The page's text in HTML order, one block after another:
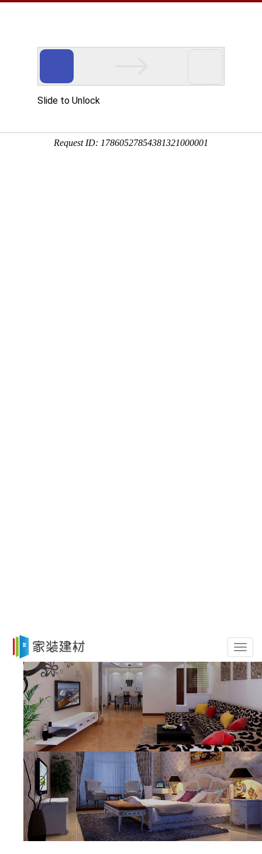
导
航
菜